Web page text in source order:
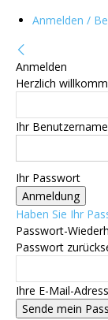
Anmelden /
Anmelden
Herzlich
Ihr Benutzername
Ihr Passwort
Haben Sie Ihr
Passwort-
Passwort
Ihre E-Mail-